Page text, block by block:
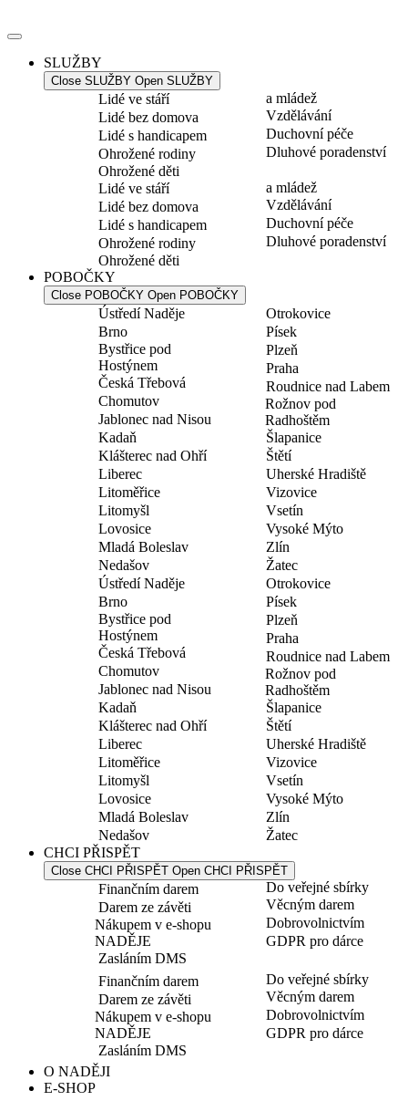
k
SLUŽBY
Close SLUŽBY Open SLUŽBY
Lidé ve stáří
Lidé bez domova
Lidé s handicapem
Ohrožené rodiny
Ohrožené děti
a mládež
Vzdělávání
Duchovní péče
Dluhové poradenství
Lidé ve stáří
Lidé bez domova
Lidé s handicapem
Ohrožené rodiny
Ohrožené děti
a mládež
Vzdělávání
Duchovní péče
Dluhové poradenství
POBOČKY
Close POBOČKY Open POBOČKY
Ústředí Naděje
Brno
Bystřice pod
Hostýnem
Česká Třebová
Chomutov
Jablonec nad Nisou
Kadaň
Klášterec nad Ohří
Liberec
Litoměřice
Litomyšl
Lovosice
Mladá Boleslav
Nedašov
Otrokovice
Písek
Plzeň
Praha
Roudnice nad Labem
Rožnov pod
Radhoštěm
Šlapanice
Štětí
Uherské Hradiště
Vizovice
Vsetín
Vysoké Mýto
Zlín
Žatec
Ústředí Naděje
Brno
Bystřice pod
Hostýnem
Česká Třebová
Chomutov
Jablonec nad Nisou
Kadaň
Klášterec nad Ohří
Liberec
Litoměřice
Litomyšl
Lovosice
Mladá Boleslav
Nedašov
Otrokovice
Písek
Plzeň
Praha
Roudnice nad Labem
Rožnov pod
Radhoštěm
Šlapanice
Štětí
Uherské Hradiště
Vizovice
Vsetín
Vysoké Mýto
Zlín
Žatec
CHCI PŘISPĚT
Close CHCI PŘISPĚT Open CHCI PŘISPĚT
Finančním darem
Darem ze závěti
Nákupem v e-shopu
NADĚJE
Zasláním DMS
Do veřejné sbírky
Věcným darem
Dobrovolnictvím
GDPR pro dárce
Finančním darem
Darem ze závěti
Nákupem v e-shopu
NADĚJE
Zasláním DMS
Do veřejné sbírky
Věcným darem
Dobrovolnictvím
GDPR pro dárce
O NADĚJI
E-SHOP